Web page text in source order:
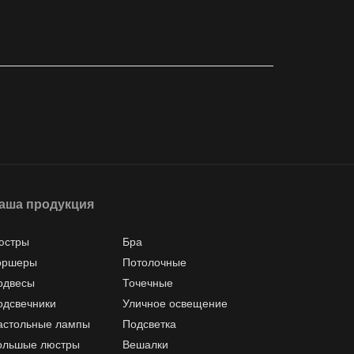
продукция
Бра
Потолочные
Точечные
Уличное освещение
лампы
Подсветка
люстры
Вешалки